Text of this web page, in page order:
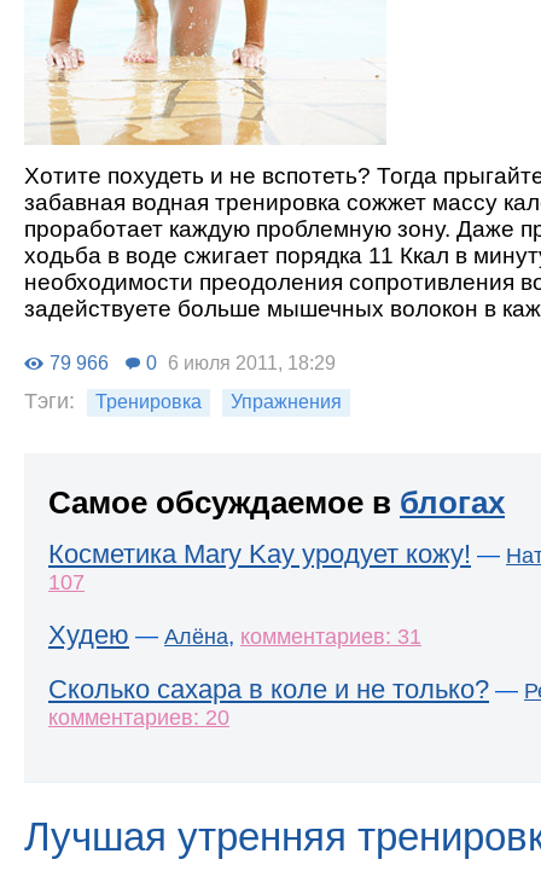
Хотите похудеть и не вспотеть? Тогда
забавная водная тренировка сожжет массу
проработает каждую проблемную зону. Даже
ходьба в воде сжигает порядка 11 Ккал в
необходимости преодоления сопротивления
задействуете больше мышечных волокон в
79 966 0 6 июля 2011, 18:29
Тэги: Тренировка Упражнения
Самое обсуждаемое в блогах
Косметика Mary Kay уродует кожу! —
107
Худею — Алёна, комментариев: 31
Сколько сахара в коле и не только? —
комментариев: 20
Лучшая утренняя